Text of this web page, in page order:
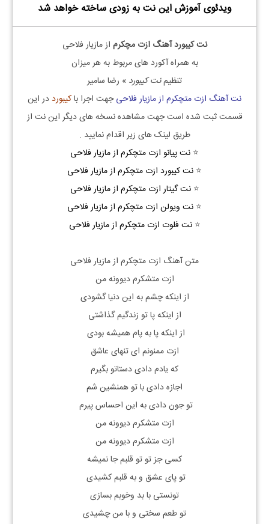
ویدئوی آموزش این نت به زودی ساخته خواهد شد
نت کیبورد آهنگ ازت مچکرم از مازیار فلاحی
به همراه آکورد های مربوط به هر میزان
تنظیمنت کیبورد » رضا سامیر
نت آهنگ ازت متچکرم از مازیار فلاحیجهت اجرا باکیبورددر این
قسمت ثبت شده است جهت مشاهده نسخه های دیگر این نت از
طریق لینک های زیر اقدام نمایید .
⭐ نت پیانو ازت متچکرم از مازیار فلاحی
⭐ نت کیبورد ازت متچکرم از مازیار فلاحی
⭐نت گیتار ازت متچکرم از مازیار فلاحی
⭐ نت ویولن ازت متچکرم از مازیار فلاحی
⭐نت فلوت ازت متچکرم از مازیار فلاحی
متن آهنگ ازت متچکرم از مازیار فلاحی
ازت متشکرم دیوونه من
از اینکه چشم به این دنیا گشودی
از اینکه پا تو زندگیم گذاشتی
از اینکه پا به پام همیشه بودی
ازت ممنونم ای تنهای عاشق
که یادم دادی دستاتو بگیرم
اجازه دادی با تو همنشین شم
تو جون دادی به این احساس پیرم
ازت متشکرم دیوونه من
ازت متشکرم دیوونه من
کسی جز تو تو قلبم جا نمیشه
تو پای عشق و به قلبم کشیدی
تونستی با بد وخوبم بسازی
تو طعم سختی و با من چشیدی